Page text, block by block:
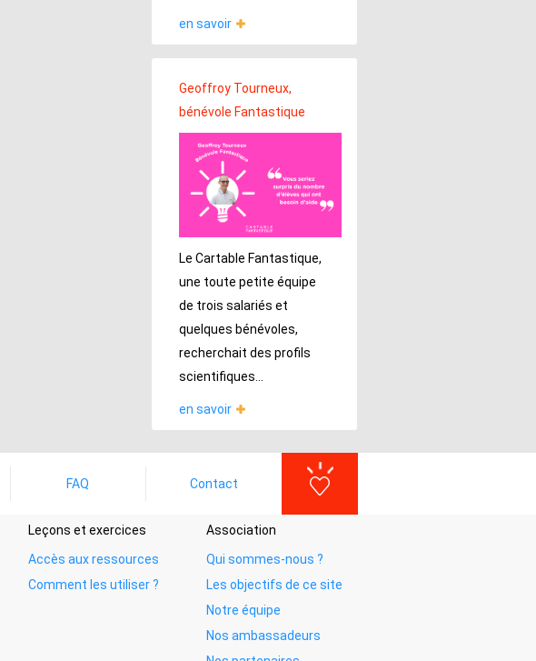
en savoir
Geoffroy Tourneux,
bénévole Fantastique
Le Cartable Fantastique,
une toute petite équipe
de trois salariés et
quelques bénévoles,
recherchait des profils
scientifiques...
en savoir
FAQ Contact
Leçons et exercices
Accès aux ressources
Comment les utiliser ?
Association
Qui sommes-nous ?
Les objectifs de ce site
Notre équipe
Nos ambassadeurs